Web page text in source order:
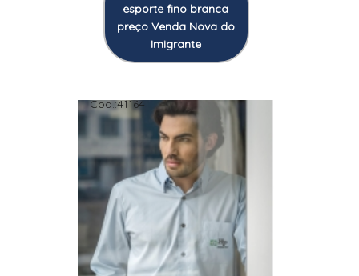
esporte fino branca
preço Venda Nova do
Imigrante
Cod.:41164